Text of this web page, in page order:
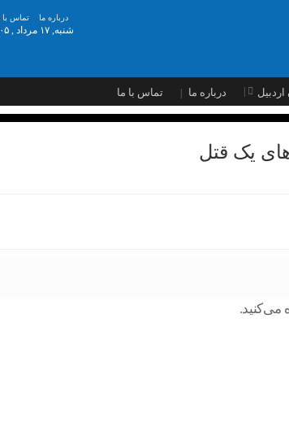
تماس با درباره ما
شنبه, ۱۷ مرداد , ۱۴۰۵
اردبیل درباره ما تماس با ما
یک قتل